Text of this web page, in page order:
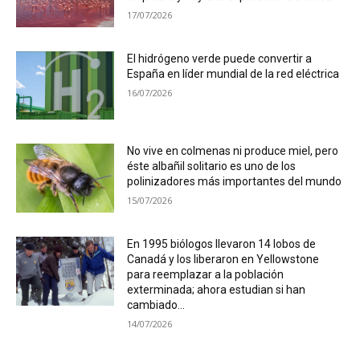
17/07/2026
El hidrógeno verde puede convertir a
España en líder mundial de la red eléctrica
16/07/2026
No vive en colmenas ni produce miel, pero
éste albañil solitario es uno de los
polinizadores más importantes del mundo
15/07/2026
En 1995 biólogos llevaron 14 lobos de
Canadá y los liberaron en Yellowstone
para reemplazar a la población
exterminada; ahora estudian si han
cambiado...
14/07/2026